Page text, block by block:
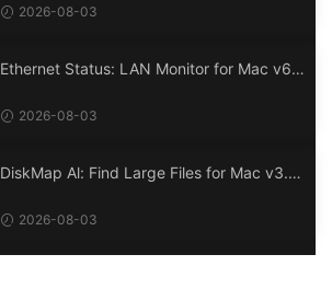
2026-08-03
Ethernet Status: LAN Monitor for Mac v6.
2026-08-03
DiskMap Al: Find Large Files for Mac v3.1
2026-08-03